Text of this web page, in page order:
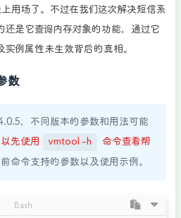
用场了。不过在我们这次解决短信系
还是它查询内存对象的功能，通过它
例属性未生效背后的真相。
数
，不同版本的参数和用法可能
先使用 vmtool -h
命令查看帮
命令支持的参数以及使用示例。
Bash